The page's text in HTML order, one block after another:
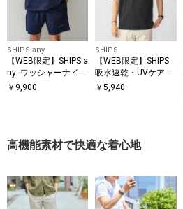
SHIPS any
【WEB限定】SHIPS a
ny: ワッシャーナイロ
ン スピンドル Tシャ
￥ 9,900
SHIPS
【WEB限定】SHIPS:
吸水速乾・UVケア Dr
ymix（R）ワンポイ
￥5,940
高機能素材で快適な着心地